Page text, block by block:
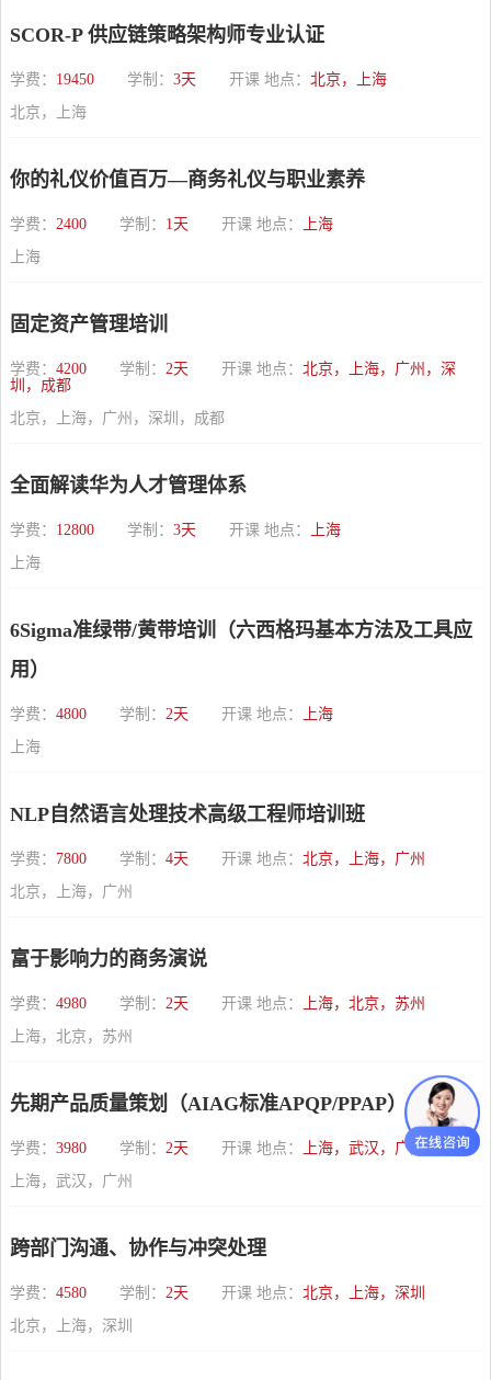
SCOR-P 供应链策略架构师专业认证
学费： 19450 学制： 3天 开课 地点： 北京，上海
北京，上海
你的礼仪价值百万—商务礼仪与职业素养
学费： 2400 学制： 1天 开课 地点：
上海
上海
固定资产管理培训
学费： 4200 学制： 2天 开课 地点： 北京，上海，广州，深
圳，成都
北京，上海，广州，深圳，成都
全面解读华为人才管理体系
学费： 12800 学制： 3天 开课 地点：
上海
上海
6Sigma准绿带/黄带培训（六西格玛基本方法及工具应
用）
学费： 4800 学制： 2天 开课 地点：
上海
上海
NLP自然语言处理技术高级工程师培训班
学费： 7800 学制： 4天 开课 地点： 北京，上海，广州
北京，上海，广州
富于影响力的商务演说
学费： 4980 学制： 2天 开课 地点：
上海，北京，苏州
上海，北京，苏州
先期产品质量策划（AIAG标准APQP/PPAP）
学费： 3980 学制： 2天 开课 地点：
上海，武汉，广州
上海，武汉，广州
跨部门沟通、协作与冲突处理
学费： 4580 学制： 2天 开课 地点： 北京，上海，深圳
北京，上海，深圳